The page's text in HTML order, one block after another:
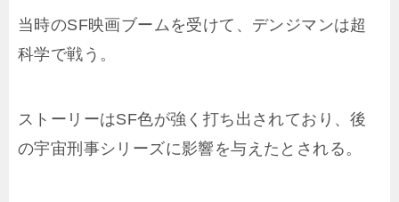
当時のSF映画ブームを受けて、デンジマンは超
科学で戦う。
ストーリーはSF色が強く打ち出されており、後
の宇宙刑事シリーズに影響を与えたとされる。